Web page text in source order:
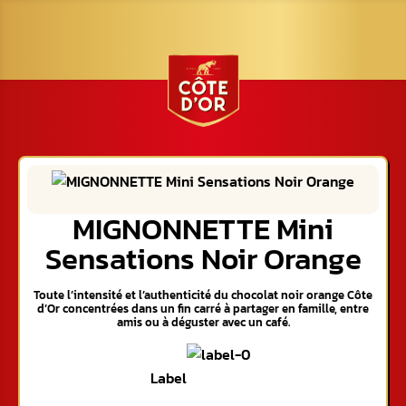
MIGNONNETTE Mini
Sensations Noir Orange
Toute l’intensité et l’authenticité du chocolat noir orange Côte
d’Or concentrées dans un fin carré à partager en famille, entre
amis ou à déguster avec un café.
Label